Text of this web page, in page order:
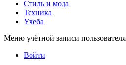
Стиль и мода
Техника
Учеба
Меню учётной записи пользователя
Войти